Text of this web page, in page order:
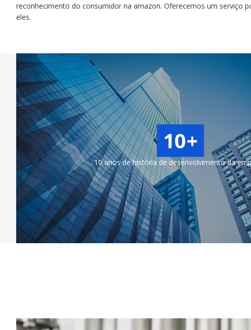
reconhecimento do consumidor na amazon. Oferecemos um serviço
eles.
10+
10 anos de história de desenvolvimento da